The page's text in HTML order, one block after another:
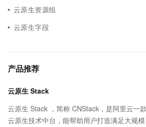
云原生资源组
云原生字段
产品推荐
云原生 Stack
云原生 Stack ，简称 CNStack，是阿里云一
云原生技术中台，能帮助用户打造满足大规